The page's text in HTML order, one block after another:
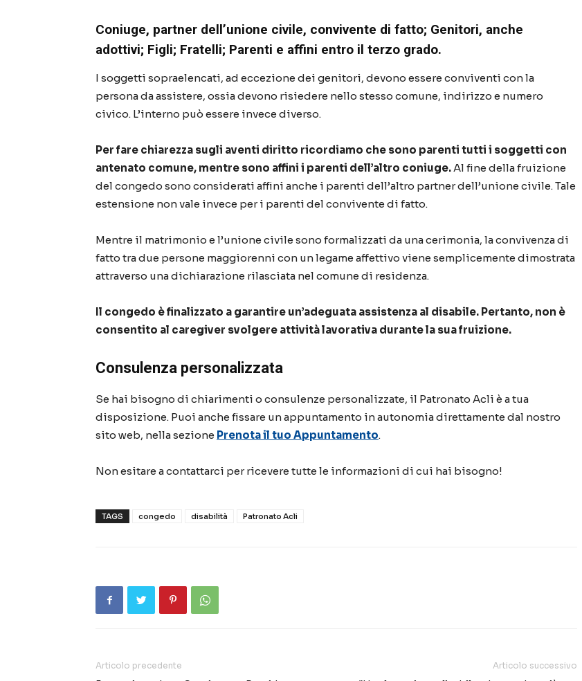
Coniuge, partner dell’unione civile, convivente di fatto; Genitori, anche
adottivi; Figli; Fratelli; Parenti e affini entro il terzo grado.
I soggetti sopraelencati, ad eccezione dei genitori, devono essere conviventi con la
persona da assistere, ossia devono risiedere nello stesso comune, indirizzo e numero
civico. L’interno può essere invece diverso.
Per fare chiarezza sugli aventi diritto ricordiamo che sono parenti tutti i soggetti con
antenato comune, mentre sono affini i parenti dell’altro coniuge.Al fine della fruizione
del congedo sono considerati affini anche i parenti dell’altro partner dell’unione civile. Tale
estensione non vale invece per i parenti del convivente di fatto.
Mentre il matrimonio e l’unione civile sono formalizzati da una cerimonia, la convivenza di
fatto tra due persone maggiorenni con un legame affettivo viene semplicemente dimostrata
attraverso una dichiarazione rilasciata nel comune di residenza.
Il congedo è finalizzato a garantire un’adeguata assistenza al disabile. Pertanto, non è
consentito al caregiver svolgere attività lavorativa durante la sua fruizione.
Consulenza personalizzata
Se hai bisogno di chiarimenti o consulenze personalizzate, il Patronato Acli è a tua
disposizione. Puoi anche fissare un appuntamento in autonomia direttamente dal nostro
sito web, nella sezione Prenota il tuo Appuntamento.
Non esitare a contattarci per ricevere tutte le informazioni di cui hai bisogno!
TAGS congedo disabilità Patronato Acli
Articolo precedente Articolo successivo